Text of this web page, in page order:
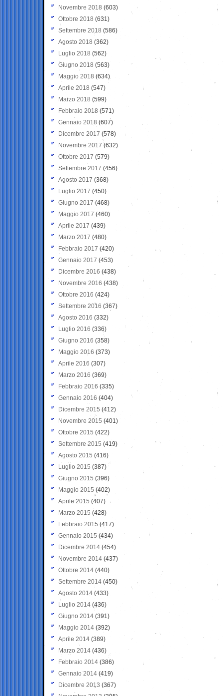
Novembre 2018 (603)
Ottobre 2018 (631)
Settembre 2018 (586)
Agosto 2018 (362)
Luglio 2018 (562)
Giugno 2018 (563)
Maggio 2018 (634)
Aprile 2018 (547)
Marzo 2018 (599)
Febbraio 2018 (571)
Gennaio 2018 (607)
Dicembre 2017 (578)
Novembre 2017 (632)
Ottobre 2017 (579)
Settembre 2017 (456)
Agosto 2017 (368)
Luglio 2017 (450)
Giugno 2017 (468)
Maggio 2017 (460)
Aprile 2017 (439)
Marzo 2017 (480)
Febbraio 2017 (420)
Gennaio 2017 (453)
Dicembre 2016 (438)
Novembre 2016 (438)
Ottobre 2016 (424)
Settembre 2016 (367)
Agosto 2016 (332)
Luglio 2016 (336)
Giugno 2016 (358)
Maggio 2016 (373)
Aprile 2016 (307)
Marzo 2016 (369)
Febbraio 2016 (335)
Gennaio 2016 (404)
Dicembre 2015 (412)
Novembre 2015 (401)
Ottobre 2015 (422)
Settembre 2015 (419)
Agosto 2015 (416)
Luglio 2015 (387)
Giugno 2015 (396)
Maggio 2015 (402)
Aprile 2015 (407)
Marzo 2015 (428)
Febbraio 2015 (417)
Gennaio 2015 (434)
Dicembre 2014 (454)
Novembre 2014 (437)
Ottobre 2014 (440)
Settembre 2014 (450)
Agosto 2014 (433)
Luglio 2014 (436)
Giugno 2014 (391)
Maggio 2014 (392)
Aprile 2014 (389)
Marzo 2014 (436)
Febbraio 2014 (386)
Gennaio 2014 (419)
Dicembre 2013 (367)